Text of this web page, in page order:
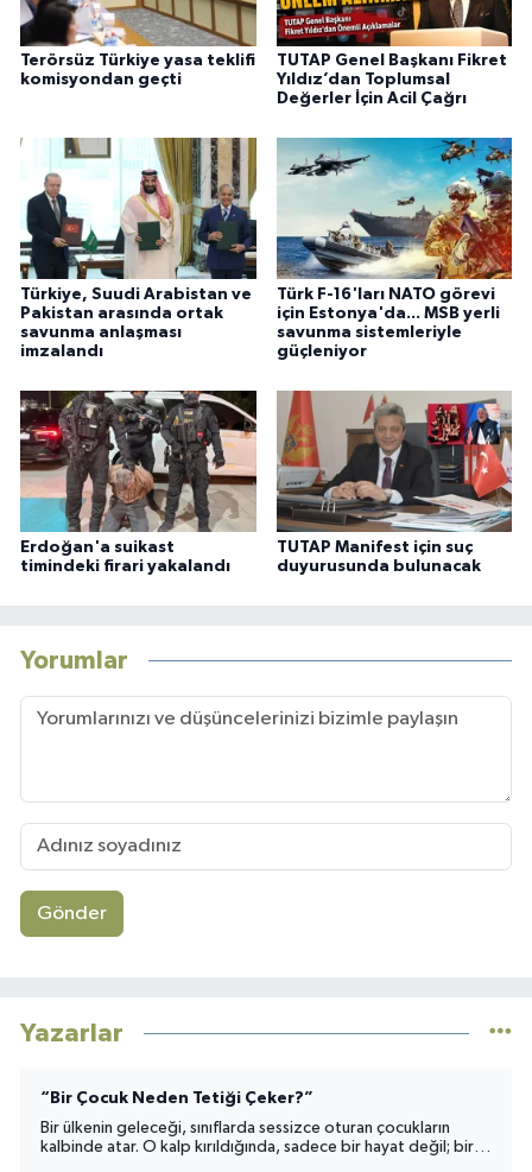
Terörsüz Türkiye yasa teklifi
komisyondan geçti
TUTAP Genel Başkanı Fikret
Yıldız’dan Toplumsal
Değerler İçin Acil Çağrı
Türkiye, Suudi Arabistan ve
Pakistan arasında ortak
savunma anlaşması
imzalandı
Türk F-16'ları NATO görevi
için Estonya'da... MSB yerli
savunma sistemleriyle
güçleniyor
Erdoğan'a suikast
timindeki firari yakalandı
TUTAP Manifest için suç
duyurusunda bulunacak
Yorumlar
Gönder
Yazarlar
“Bir Çocuk Neden Tetiği Çeker?”
Bir ülkenin geleceği, sınıflarda sessizce oturan çocukların
kalbinde atar. O kalp kırıldığında, sadece bir hayat değil; bir